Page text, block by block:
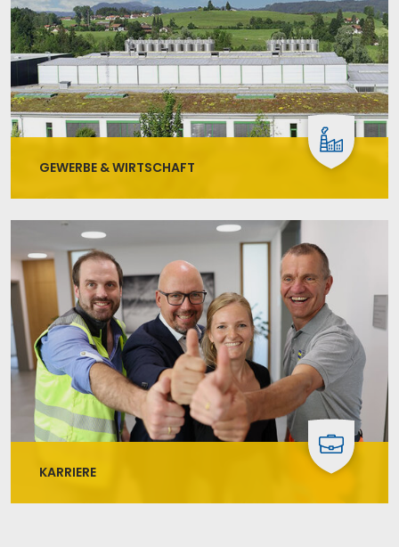
GEWERBE & WIRTSCHAFT
unterschiedlichster Art (Handwerks-,
Dienstleistungs-, Industrie- und Gewerbebetriebe)
haben sich im Markt Sulzberg angesiedelt und
modernste Arbeitsplätze geschaffen.
KARRIERE